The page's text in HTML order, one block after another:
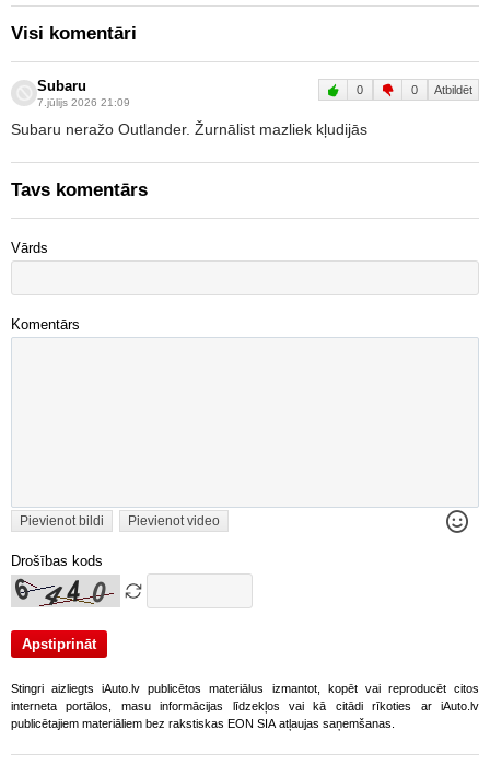
Visi komentāri
Subaru
7.jūlijs 2026 21:09
0 0 Atbildēt
Subaru neražo Outlander. Žurnālist mazliek kļudijās
Tavs komentārs
Vārds
Komentārs
Pievienot bildi Pievienot video
Drošības kods
Stingri aizliegts iAuto.lv publicētos materiālus izmantot, kopēt vai reproducēt citos
interneta portālos, masu informācijas līdzekļos vai kā citādi rīkoties ar iAuto.lv
publicētajiem materiāliem bez rakstiskas EON SIA atļaujas saņemšanas.